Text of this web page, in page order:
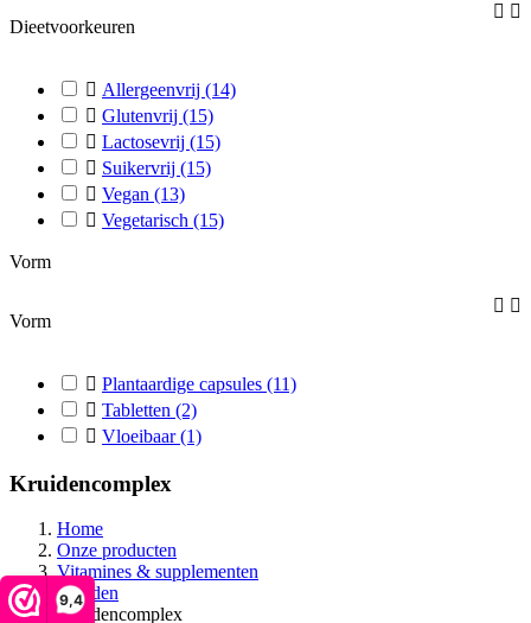
9,4
Dieetvoorkeuren
 
 Allergeenvrij (14)
 Glutenvrij (15)
 Lactosevrij (15)
 Suikervrij (15)
 Vegan (13)
 Vegetarisch (15)
Vorm
Vorm
 
 Plantaardige capsules (11)
 Tabletten (2)
 Vloeibaar(1)
Kruidencomplex
Home
Onze producten
Vitamines & supplementen
Kruiden
Kruidencomplex